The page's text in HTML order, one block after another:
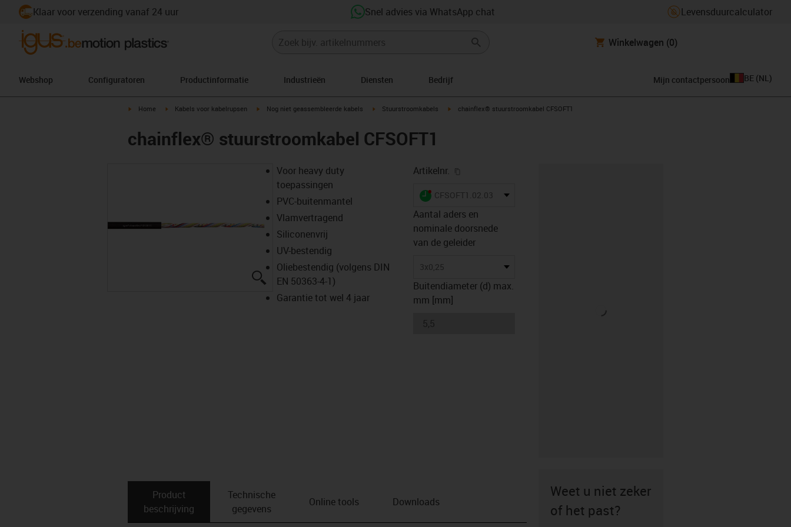
Klaar voor verzending vanaf 24 uur Snel advies via WhatsApp chat Levensduurcalculator
Winkelwagen (0)
Webshop Configuratoren Productinformatie Industrieën Diensten Bedrijf Mijn contactpersoon BE (NL )
igus-icon-arrow-right
Home igus-icon-arrow-right
Kabels voor kabelrupsen igus-icon-arrow-right
Nog niet geassembleerde kabels igus-icon-arrow-right
Stuurstroomkabels igus-icon-arrow-right
chainflex® stuurstroomkabel CFSOFT1
chainflex® stuurstroomkabel CFSOFT1
igus-icon-lupe
Voor heavy duty
toepassingen
PVC-buitenmantel
Vlamvertragend
Siliconenvrij
UV-bestendig
Oliebestendig (volgens DIN
EN 50363-4-1)
Garantie tot wel 4 jaar
Artikelnr.
igus-icon-lieferzeit-dot
CFSOFT1.02.03
Aantal aders en
nominale doorsnede
van de geleider
3x0,25
Buitendiameter (d) max.
mm [mm]
Product
beschrijving
Technische
gegevens
Online tools Downloads
Weet u niet zeker
of het past?